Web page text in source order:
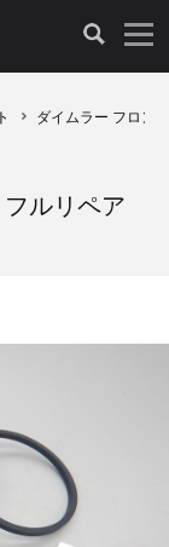
ダイムラー フロン
ルリペア